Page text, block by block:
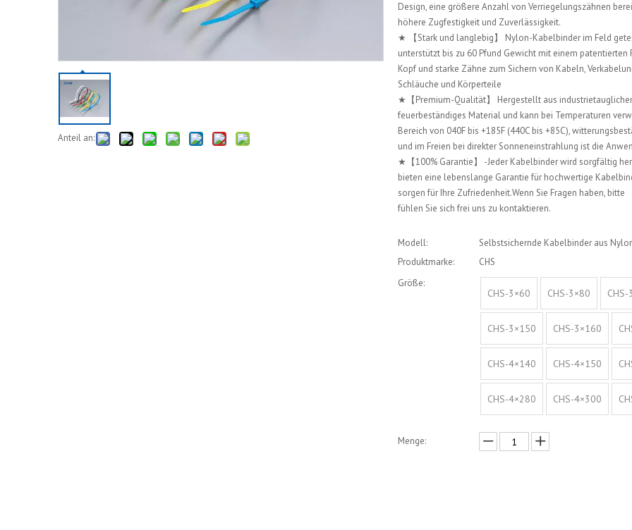
Anteil an:
Design, eine größere Anzahl von Verriegelungszähnen
höhere Zugfestigkeit und Zuverlässigkeit.
★ 【Stark und langlebig】 Nylon-Kabelbinder im Feld
unterstützt bis zu 60 Pfund Gewicht mit einem patentierten
Kopf und starke Zähne zum Sichern von Kabeln,
Schläuche und Körperteile
★【Premium-Qualität】 Hergestellt aus
feuerbeständiges Material und kann bei Temperaturen
Bereich von 040F bis +185F (440C bis +85C),
und im Freien bei direkter Sonneneinstrahlung ist die
★【100% Garantie】 -Jeder Kabelbinder wird sorgfältig
bieten eine lebenslange Garantie für hochwertige
sorgen für Ihre Zufriedenheit.Wenn Sie Fragen haben, bitte
fühlen Sie sich frei uns zu kontaktieren.
Modell:
Selbstsichernde Kabelbinder aus
Produktmarke:
CHS
Größe:
CHS-3×60 CHS-3×80
CHS-3×150 CHS-3×160
CHS-4×140 CHS-4×150
CHS-4×280 CHS-4×300
Menge: